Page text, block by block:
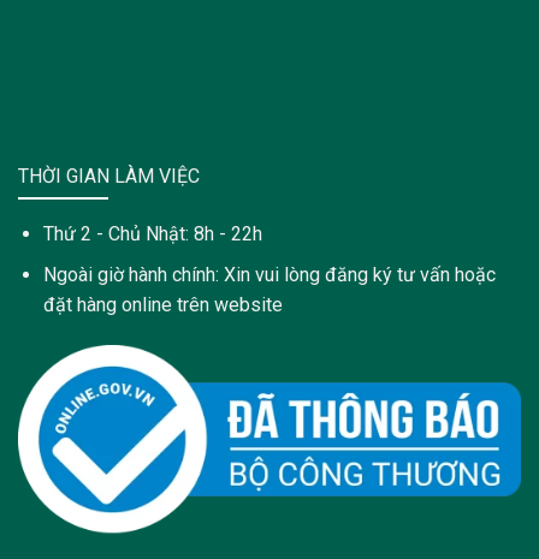
THỜI GIAN LÀM VIỆC
Thứ 2 - Chủ Nhật: 8h - 22h
Ngoài giờ hành chính: Xin vui lòng đăng ký tư vấn hoặc
đặt hàng online trên website